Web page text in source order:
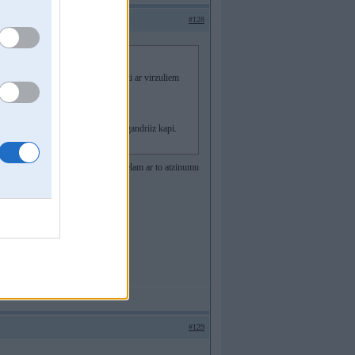
#128
un peec skiet paaris ned vaarsti ar virzuliem
ka kapi bija jau peerkot vai gandriiz kapi.
un volā. Ar to pietiek. Pa lielam ar to atzinumu
#129